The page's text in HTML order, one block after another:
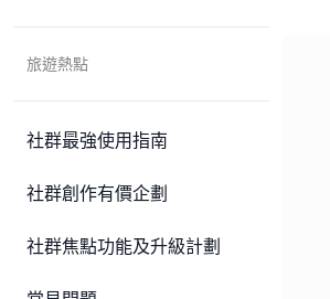
旅遊熱點
社群最強使用指南
社群創作有價企劃
社群焦點功能及升級計劃